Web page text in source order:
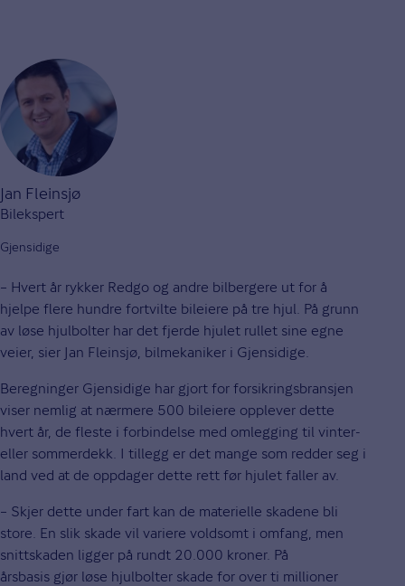
Jan Fleinsjø
Bilekspert
Gjensidige
– Hvert år rykker Redgo og andre bilbergere ut for å
hjelpe flere hundre fortvilte bileiere på tre hjul. På grunn
av løse hjulbolter har det fjerde hjulet rullet sine egne
veier, sier Jan Fleinsjø, bilmekaniker i Gjensidige.
Beregninger Gjensidige har gjort for forsikringsbransjen
viser nemlig at nærmere 500 bileiere opplever dette
hvert år, de fleste i forbindelse med omlegging til vinter-
eller sommerdekk. I tillegg er det mange som redder seg i
land ved at de oppdager dette rett før hjulet faller av.
– Skjer dette under fart kan de materielle skadene bli
store. En slik skade vil variere voldsomt i omfang, men
snittskaden ligger på rundt 20.000 kroner. På
årsbasis gjør løse hjulbolter skade for over ti millioner